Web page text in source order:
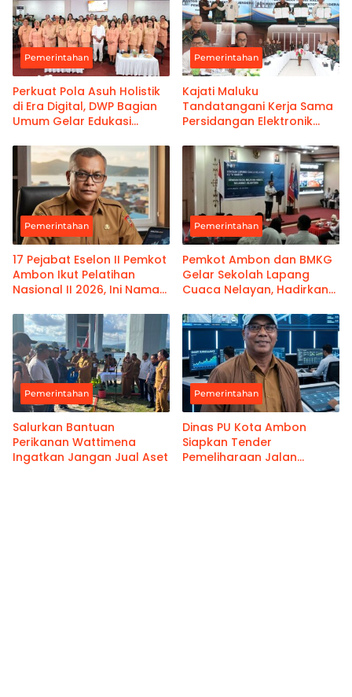
Pemerintahan
Perkuat Pola Asuh Holistik
di Era Digital, DWP Bagian
Umum Gelar Edukasi
Pemerintahan
Kajati Maluku
Tandatangani Kerja Sama
Persidangan Elektronik
Kanwil Pemasyarakatan
Maluku
Pemerintahan
17 Pejabat Eselon II Pemkot
Ambon Ikut Pelatihan
Nasional II 2026, Ini Nama-
Pemerintahan
Pemkot Ambon dan BMKG
Gelar Sekolah Lapang
Cuaca Nelayan, Hadirkan
Pemerintahan
Salurkan Bantuan
Perikanan Wattimena
Ingatkan Jangan Jual Aset
Pemerintahan
Dinas PU Kota Ambon
Siapkan Tender
Pemeliharaan Jalan